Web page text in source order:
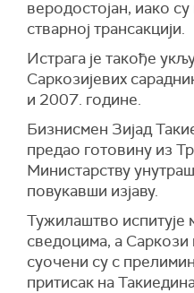
веродостојан, иако
стварној трансакцији.
Истрага је такође
Саркозијевих
и 2007. године.
Бизнисмен Зијад
предао готовину из
Министарству
повукавши изјаву.
Тужилаштво испитује
сведоцима, а
суочени су с
притисак на